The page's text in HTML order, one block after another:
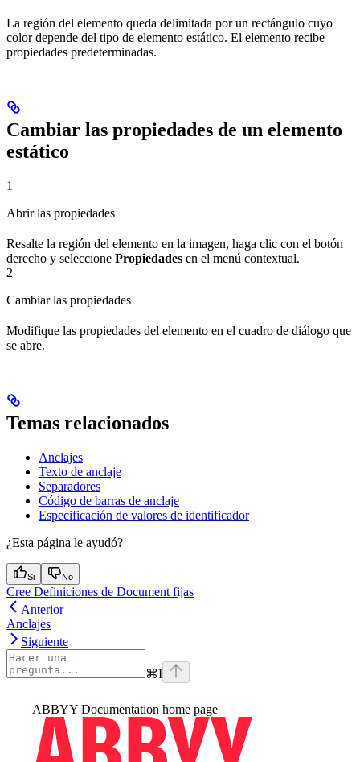
La región del elemento queda delimitada por un rectángulo cuyo
color depende del tipo de elemento estático. El elemento recibe
propiedades predeterminadas.
Cambiar las propiedades de un elemento
estático
1
Abrir las propiedades
Resalte la región del elemento en la imagen, haga clic con el botón
derecho y seleccione Propiedades en el menú contextual.
2
Cambiar las propiedades
Modifique las propiedades del elemento en el cuadro de diálogo que
se abre.
Temas relacionados
Anclajes
Texto de anclaje
Separadores
Código de barras de anclaje
Especificación de valores de identificador
¿Esta página le ayudó?
Si No
Cree Definiciones de Document fijas
Anterior
Anclajes
Siguiente
⌘I
ABBYY Documentation home page